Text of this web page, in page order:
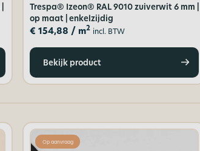
Trespa® Izeon® RAL 9010 zuiverwit 6 mm |
op maat | enkelzijdig
€ 154,88 / m2 incl. BTW
Bekijk product
Op aanvraag